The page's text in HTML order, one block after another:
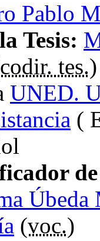
Pablo
Tesis:
codir. tes.)
UNED.
(
de
Úbeda
(voc.)